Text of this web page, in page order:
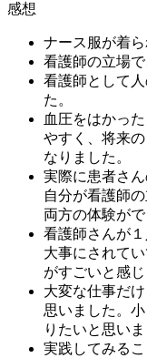
感想
ナース服が着
看護師の立場
看護師として
た。
血圧をはかっ
やすく、将来
なりました。
実際に患者さ
自分が看護師
両方の体験が
看護師さんが
大事にされて
がすごいと感じ
大変な仕事だ
思いました。
りたいと思いま
実践してみる